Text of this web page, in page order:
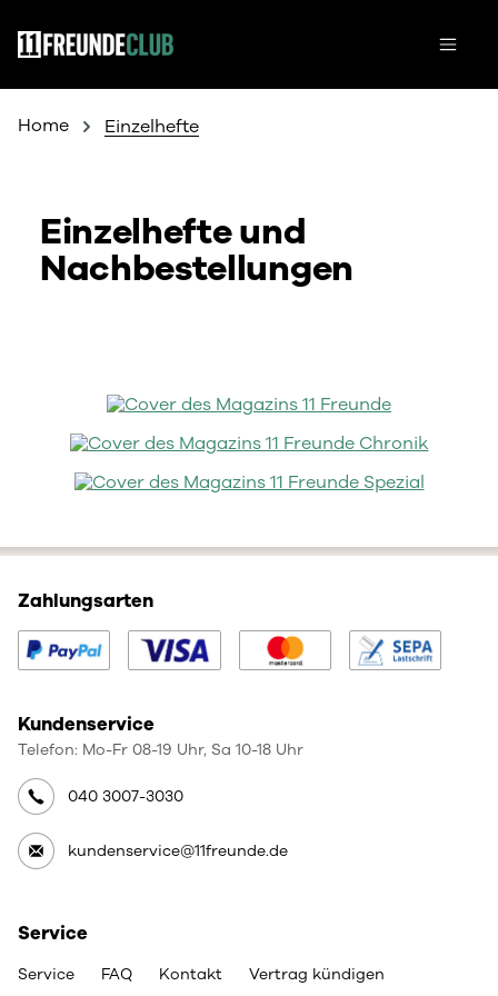
Home Einzelhefte
Einzelhefte und
Nachbestellungen
Zahlungsarten
Kundenservice
Telefon: Mo-Fr 08-19 Uhr, Sa 10-18 Uhr
040 3007-3030
kundenservice@11freunde.de
Service
Service FAQ Kontakt Vertrag kündigen